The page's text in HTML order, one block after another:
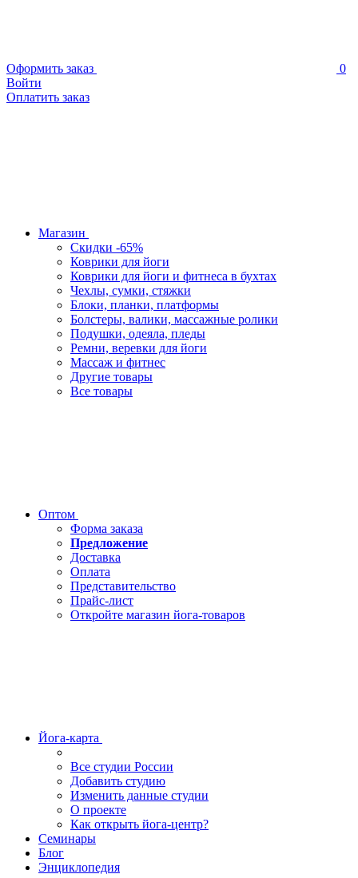
Оформить заказ
0
Войти
Оплатить заказ
Магазин
Скидки -65%
Коврики для йоги
Коврики для йоги и фитнеса в бухтах
Чехлы, сумки, стяжки
Блоки, планки, платформы
Болстеры, валики, массажные ролики
Подушки, одеяла, пледы
Ремни, веревки для йоги
Массаж и фитнес
Другие товары
Все товары
Оптом
Форма заказа
Предложение
Доставка
Оплата
Представительство
Прайс-лист
Откройте магазин йога-товаров
Йога-карта
Все студии России
Добавить студию
Изменить данные студии
О проекте
Как открыть йога-центр?
Семинары
Блог
Энциклопедия